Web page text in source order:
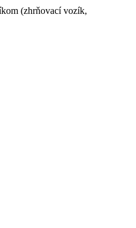
(zhrňovací vozík,